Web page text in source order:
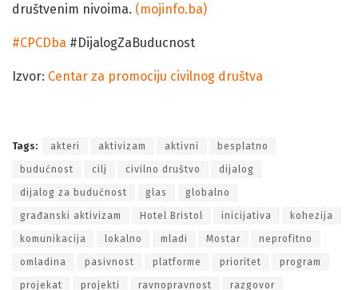
društvenim nivoima. (mojinfo.ba)
#CPCDba #DijalogZaBuducnost
Izvor: Centar za promociju civilnog društva
Tags: akteri aktivizam aktivni besplatno
budućnost cilj civilno društvo dijalog
dijalog za budućnost glas globalno
građanski aktivizam Hotel Bristol inicijativa kohezija
komunikacija lokalno mladi Mostar neprofitno
omladina pasivnost platforme prioritet program
projekat projekti ravnopravnost razgovor